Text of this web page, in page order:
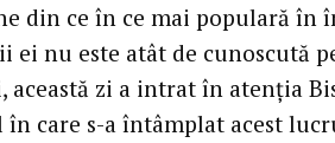
din ce în ce mai populară în
ei nu este atât de cunoscută
această zi a intrat în atenția
care s-a întâmplat acest